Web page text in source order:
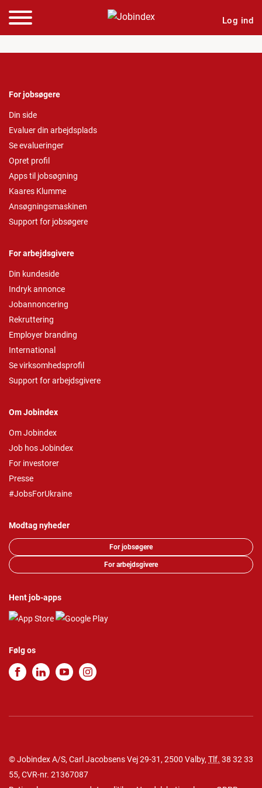
Log ind
For jobsøgere
Din side
Evaluer din arbejdsplads
Se evalueringer
Opret profil
Apps til jobsøgning
Kaares Klumme
Ansøgningsmaskinen
Support for jobsøgere
For arbejdsgivere
Din kundeside
Indryk annonce
Jobannoncering
Rekruttering
Employer branding
International
Se virksomhedsprofil
Support for arbejdsgivere
Om Jobindex
Om Jobindex
Job hos Jobindex
For investorer
Presse
#JobsForUkraine
Modtag nyheder
For jobsøgere
For arbejdsgivere
Hent job-apps
Følg os
© Jobindex A/S, Carl Jacobsens Vej 29-31, 2500 Valby, Tlf. 38 32 33
55, CVR-nr. 21367087